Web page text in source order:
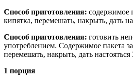
Способ приготовления: содержимое
кипятка, перемешать, накрыть, дать
Способ приготовления: готовить
употреблением. Содержимое пакета
перемешать, накрыть, дать
1 порция